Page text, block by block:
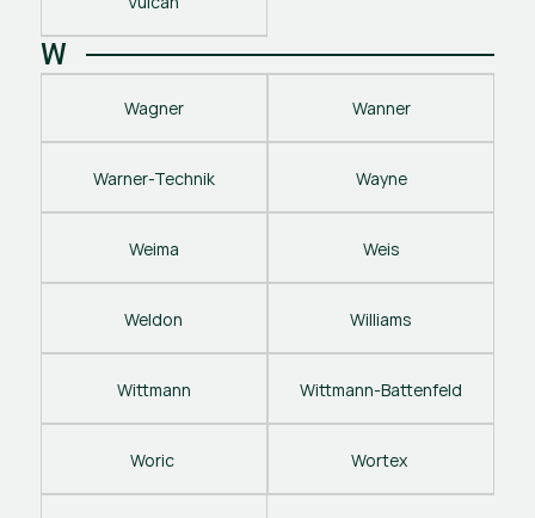
W
Wagner Wanner
Warner-Technik Wayne
Weima Weis
Weldon Williams
Wittmann Wittmann-Battenfeld
Woric Wortex